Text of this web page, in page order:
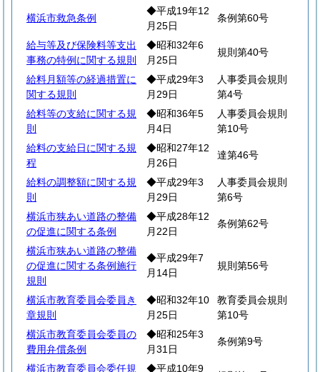
横浜市救急条例
◆平成19年12
月25日
条例第60号
給与等及び保険料等支出
事務の特例に関する規則
◆昭和32年6
月25日
規則第40号
給料月額等の経過措置に
関する規則
◆平成29年3
月29日
人事委員会規則
第4号
給料等の支給に関する規
則
◆昭和36年5
月4日
人事委員会規則
第10号
給料の支給日に関する規
程
◆昭和27年12
月26日
達第46号
給料の調整額に関する規
則
◆平成29年3
月29日
人事委員会規則
第6号
横浜市狭あい道路の整備
の促進に関する条例
◆平成28年12
月22日
条例第62号
横浜市狭あい道路の整備
の促進に関する条例施行
規則
◆平成29年7
月14日
規則第56号
横浜市教育委員会委員き
章規則
◆昭和32年10
月25日
教育委員会規則
第10号
横浜市教育委員会委員の
費用弁償条例
◆昭和25年3
月31日
条例第9号
横浜市教育委員会委任規
◆平成10年9